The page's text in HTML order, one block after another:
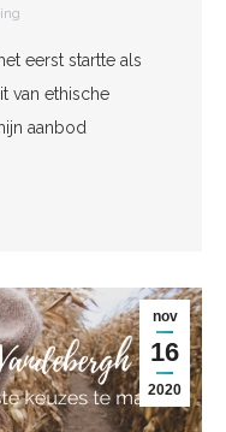
eerst startte als
van ethische
aanbod
nov
16
2020